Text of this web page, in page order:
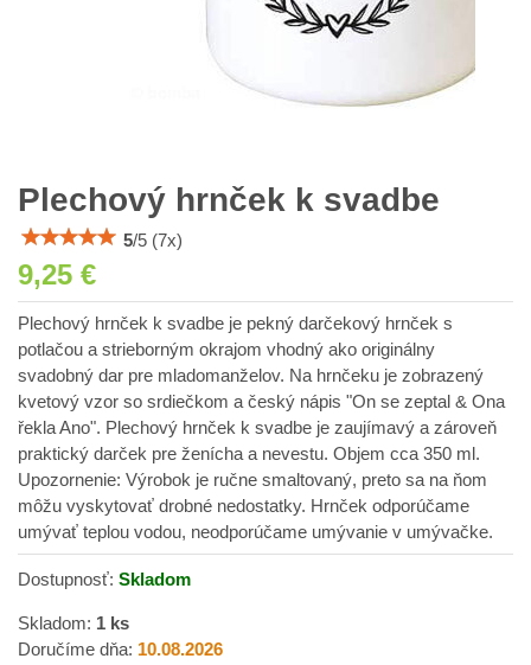
Plechový hrnček k svadbe
5/5 (7x)
9,25 €
Plechový hrnček k svadbe je pekný darčekový hrnček s
potlačou a strieborným okrajom vhodný ako originálny
svadobný dar pre mladomanželov. Na hrnčeku je zobrazený
kvetový vzor so srdiečkom a český nápis "On se zeptal & Ona
řekla Ano". Plechový hrnček k svadbe je zaujímavý a zároveň
praktický darček pre ženícha a nevestu. Objem cca 350 ml.
Upozornenie: Výrobok je ručne smaltovaný, preto sa na ňom
môžu vyskytovať drobné nedostatky. Hrnček odporúčame
umývať teplou vodou, neodporúčame umývanie v umývačke.
Dostupnosť: Skladom
Skladom: 1 ks
Doručíme dňa: 10.08.2026